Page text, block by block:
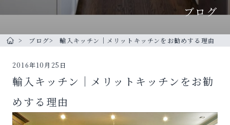
ブログ
トップページ
ブログ 輸入キッチン｜メリットキッチンをお勧めする理由
2016年10月25日
輸入キッチン｜メリットキッチンをお勧
めする理由